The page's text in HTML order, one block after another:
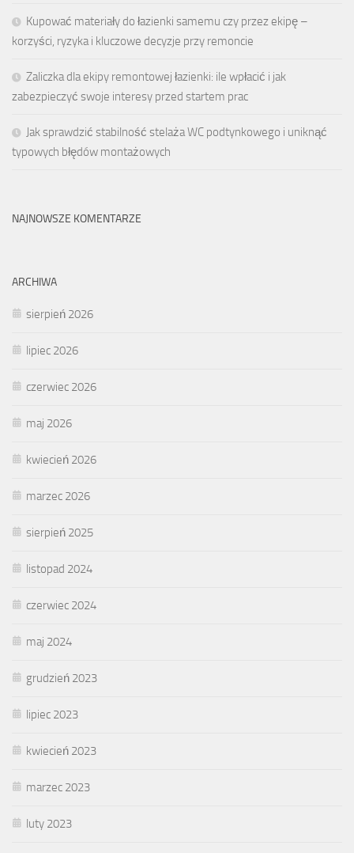
Kupować materiały do łazienki samemu czy przez ekipę –
korzyści, ryzyka i kluczowe decyzje przy remoncie
Zaliczka dla ekipy remontowej łazienki: ile wpłacić i jak
zabezpieczyć swoje interesy przed startem prac
Jak sprawdzić stabilność stelaża WC podtynkowego i uniknąć
typowych błędów montażowych
NAJNOWSZE KOMENTARZE
ARCHIWA
sierpień 2026
lipiec 2026
czerwiec 2026
maj 2026
kwiecień 2026
marzec 2026
sierpień 2025
listopad 2024
czerwiec 2024
maj 2024
grudzień 2023
lipiec 2023
kwiecień 2023
marzec 2023
luty 2023